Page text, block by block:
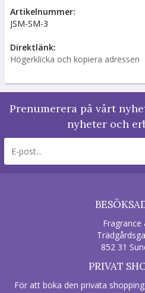
Artikelnummer:
JSM-SM-3
Direktlänk:
Högerklicka och kopiera adressen
Prenumerera på vårt
nyheter och
Fragrance
852 31
PRIVAT
För att boka den privata